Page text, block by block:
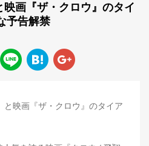
画『ザ・クロウ』のタイ
予告解禁
と映画『ザ・クロウ』のタイア